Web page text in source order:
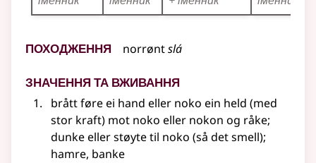
Походження norrøntslá
Значення та вживання
brått føre ei hand eller noko ein held (med
stor kraft) mot noko eller nokon og råke;
dunke eller støyte til noko (så det smell);
hamre, banke